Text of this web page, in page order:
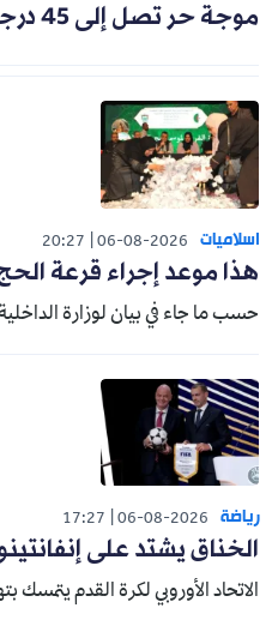
موجة حر تصل إلى 45 درجة
اسلاميات 06-08-2026
20:27
هذا موعد إجراء قرعة
حسب ما جاء في بيان لوزارة
رياضة 06-08-2026
17:27
الخناق يشتد على
الاتحاد الأوروبي لكرة القدم يتمسك